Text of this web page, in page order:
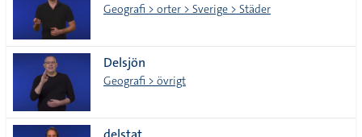
Geografi > orter > Sverige > Städer
Delsjön
Geografi > övrigt